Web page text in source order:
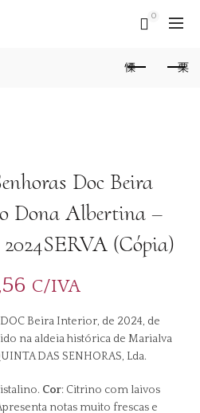
0
Doc Beira
Dona Albertina –
(Cópia)
C/IVA
Beira Interior, de 2024, de
na aldeia histórica de Marialva
DAS SENHORAS, Lda.
Cor: Citrino com laivos
notas muito frescas e